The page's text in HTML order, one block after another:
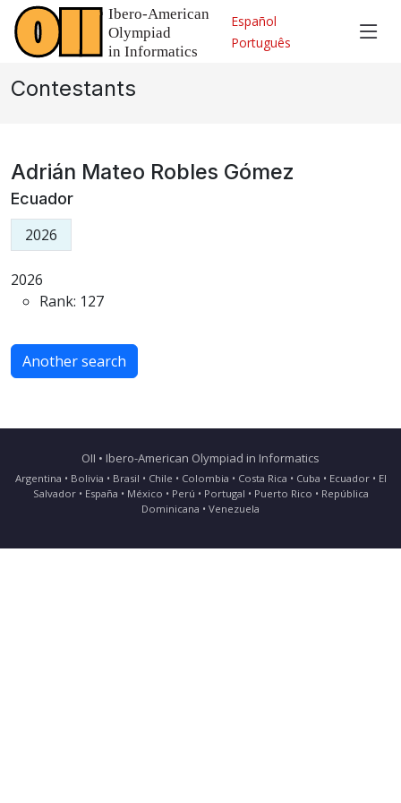
Español
Português
Contestants
Adrián Mateo Robles Gómez
Ecuador
2026
2026
Rank: 127
Another search
OII • Ibero-American Olympiad in Informatics
Argentina • Bolivia • Brasil • Chile • Colombia • Costa Rica • Cuba • Ecuador • El
Salvador • España • México • Perú • Portugal • Puerto Rico • República
Dominicana • Venezuela